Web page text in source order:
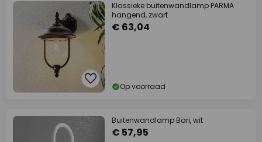
Klassieke buitenwandlamp PARMA
hangend, zwart
€ 63,04
Op voorraad
Buitenwandlamp Bari, wit
€ 57,95